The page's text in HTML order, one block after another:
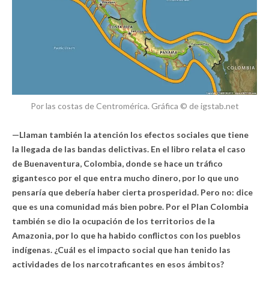
Por las costas de Centromérica. Gráfica © de igstab.net
—Llaman también la atención los efectos sociales que tiene
la llegada de las bandas delictivas. En el libro relata el caso
de Buenaventura, Colombia, donde se hace un tráfico
gigantesco por el que entra mucho dinero, por lo que uno
pensaría que debería haber cierta prosperidad. Pero no: dice
que es una comunidad más bien pobre. Por el Plan Colombia
también se dio la ocupación de los territorios de la
Amazonia, por lo que ha habido conflictos con los pueblos
indígenas. ¿Cuál es el impacto social que han tenido las
actividades de los narcotraficantes en esos ámbitos?